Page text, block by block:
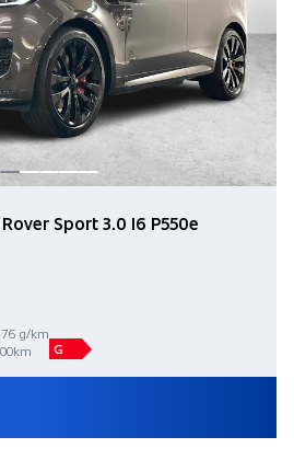
Rover Sport 3.0 I6 P550e
g/km
G